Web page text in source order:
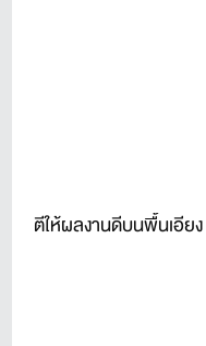
ตีให้ผลงานดีบนพื้นเอียง